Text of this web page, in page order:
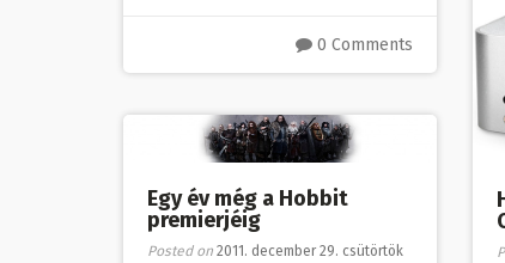
0 Comments
Egy év még a Hobbit
premierjéig
Posted on 2011. december 29. csütörtök